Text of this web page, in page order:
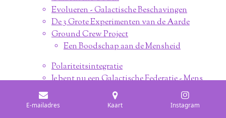
Evolueren - Galactische Beschavingen
De 3 Grote Experimenten van de Aarde
Ground Crew Project
Een Boodschap aan de Mensheid
Polariteitsintegratie
Je bent nu een Galactische Federatie - Mens
De Matrix
E-mailadres Kaart Instagram